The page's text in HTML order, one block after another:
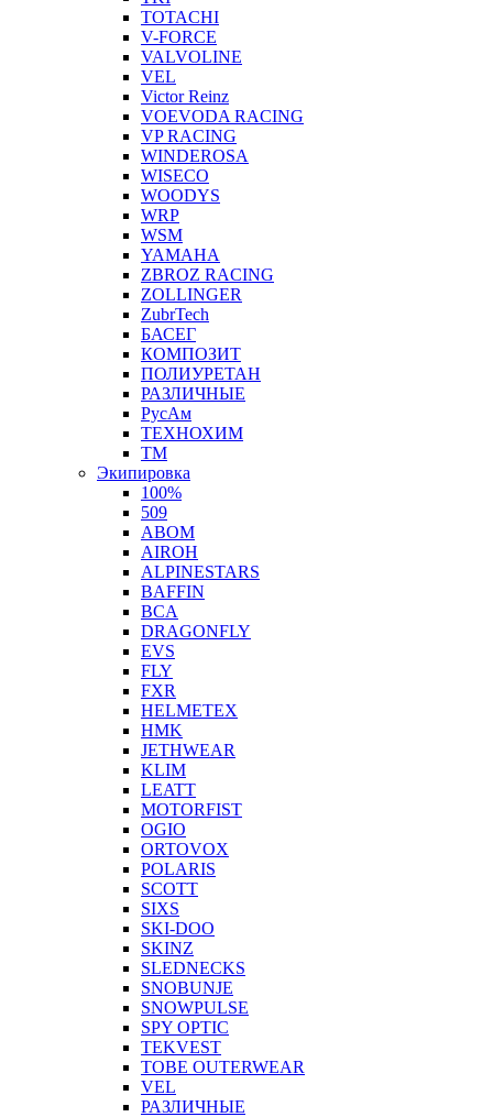
TOTACHI
V-FORCE
VALVOLINE
VEL
Victor Reinz
VOEVODA RACING
VP RACING
WINDEROSA
WISECO
WOODYS
WRP
WSM
YAMAHA
ZBROZ RACING
ZOLLINGER
ZubrTech
БАСЕГ
КОМПОЗИТ
ПОЛИУРЕТАН
РАЗЛИЧНЫЕ
РусАм
ТЕХНОХИМ
ТМ
Экипировка
100%
509
ABOM
AIROH
ALPINESTARS
BAFFIN
BCA
DRAGONFLY
EVS
FLY
FXR
HELMETEX
HMK
JETHWEAR
KLIM
LEATT
MOTORFIST
OGIO
ORTOVOX
POLARIS
SCOTT
SIXS
SKI-DOO
SKINZ
SLEDNECKS
SNOBUNJE
SNOWPULSE
SPY OPTIC
TEKVEST
TOBE OUTERWEAR
VEL
РАЗЛИЧНЫЕ